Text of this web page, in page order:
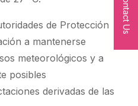
de Protección
a mantenerse
meteorológicos y a
posibles
derivadas de las
Contact Us